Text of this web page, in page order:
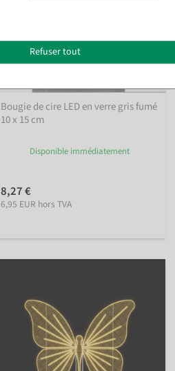
Bougie de cire LED en verre gris fumé
10 x 15 cm
Disponible immédiatement
8,27 €
6,95 EUR hors TVA
Refuser tout